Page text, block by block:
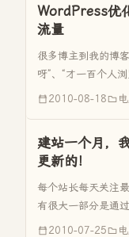
WordPress优
流量
很多博主到我的博
呀”、“才一百个人
气好高呀”、“这个
2010-08-18
建站一个月，
更新的！
每个站长每天关注
有很大一部分是通
是搜索引擎的引擎
2010-07-25